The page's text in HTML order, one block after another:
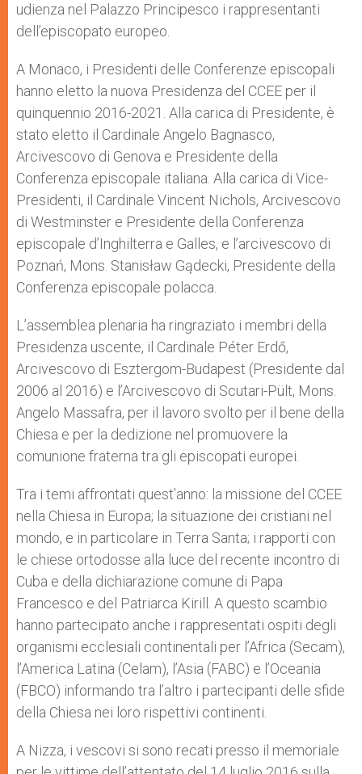
udienza nel Palazzo Principesco i rappresentanti
dell’episcopato europeo.
A Monaco, i Presidenti delle Conferenze episcopali
hanno eletto la nuova Presidenza del CCEE per il
quinquennio 2016-2021. Alla carica di Presidente, è
stato eletto il Cardinale Angelo Bagnasco,
Arcivescovo di Genova e Presidente della
Conferenza episcopale italiana. Alla carica di Vice-
Presidenti, il Cardinale Vincent Nichols, Arcivescovo
di Westminster e Presidente della Conferenza
episcopale d’Inghilterra e Galles, e l’arcivescovo di
Poznań, Mons. Stanisław Gądecki, Presidente della
Conferenza episcopale polacca.
L’assemblea plenaria ha ringraziato i membri della
Presidenza uscente, il Cardinale Péter Erdő,
Arcivescovo di Esztergom-Budapest (Presidente dal
2006 al 2016) e l’Arcivescovo di Scutari-Pült, Mons.
Angelo Massafra, per il lavoro svolto per il bene della
Chiesa e per la dedizione nel promuovere la
comunione fraterna tra gli episcopati europei.
Tra i temi affrontati quest’anno: la missione del CCEE
nella Chiesa in Europa; la situazione dei cristiani nel
mondo, e in particolare in Terra Santa; i rapporti con
le chiese ortodosse alla luce del recente incontro di
Cuba e della dichiarazione comune di Papa
Francesco e del Patriarca Kirill. A questo scambio
hanno partecipato anche i rappresentati ospiti degli
organismi ecclesiali continentali per l’Africa (Secam),
l’America Latina (Celam), l’Asia (FABC) e l’Oceania
(FBCO) informando tra l’altro i partecipanti delle sfide
della Chiesa nei loro rispettivi continenti.
A Nizza, i vescovi si sono recati presso il memoriale